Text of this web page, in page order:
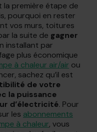
la première étape de
pourquoi en rester
vos murs, toitures
la suite de gagner
installant par
plus économique
à chaleur air/air ou
sachez qu’il est
de votre
la puissance
d’électricité. Pour
les abonnements
à chaleur, vous